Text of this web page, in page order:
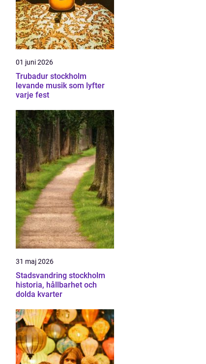
01 juni 2026
Trubadur stockholm
levande musik som lyfter
varje fest
31 maj 2026
Stadsvandring stockholm
historia, hållbarhet och
dolda kvarter